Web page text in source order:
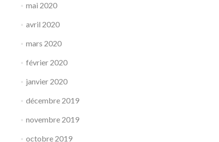
mai 2020
avril 2020
mars 2020
février 2020
janvier 2020
décembre 2019
novembre 2019
octobre 2019